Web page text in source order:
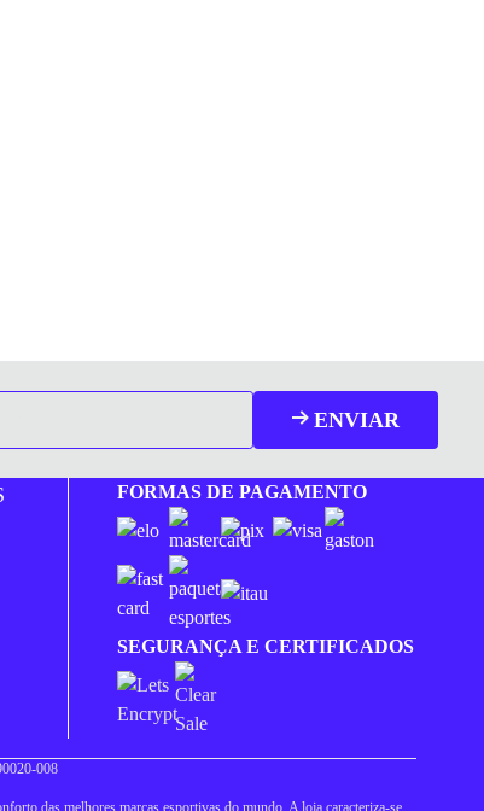
ENVIAR
FORMAS DE PAGAMENTO
SEGURANÇA E CERTIFICADOS
008
das melhores marcas esportivas do mundo. A loja caracteriza-se